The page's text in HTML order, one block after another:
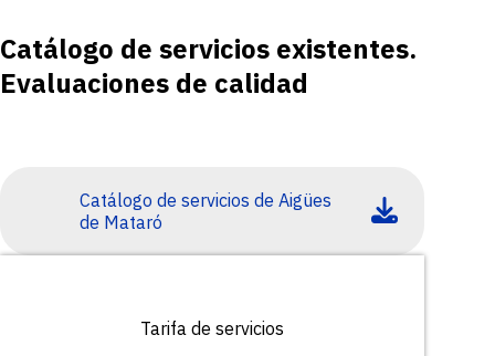
Catálogo de servicios existentes.
Evaluaciones de calidad
Catálogo de servicios de Aigües
de Mataró
Tarifa de servicios